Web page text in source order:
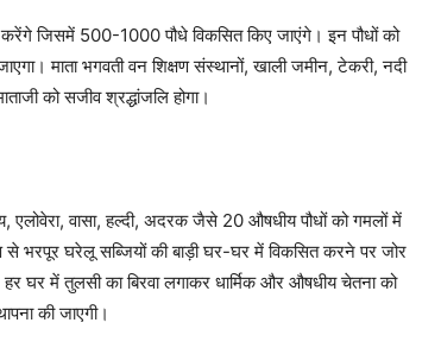
करेंगे जिसमें 500-1000 पौधे विकसित किए जाएंगे। इन पौधों को
माता भगवती वन शिक्षण संस्थानों, खाली जमीन, टेकरी, नदी
को सजीव श्रद्धांजलि होगा।
एलोवेरा, वासा, हल्दी, अदरक जैसे 20 औषधीय पौधों को गमलों में
से भरपूर घरेलू सब्जियों की बाड़ी घर-घर में विकसित करने पर जोर
घर में तुलसी का बिरवा लगाकर धार्मिक और औषधीय चेतना को
की जाएगी।